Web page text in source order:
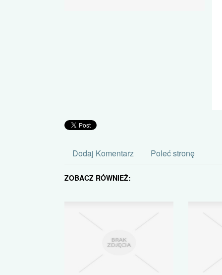
Dodaj Komentarz Poleć stronę
ZOBACZ RÓWNIEŻ: